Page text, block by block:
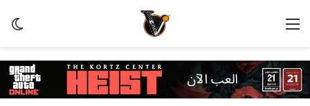
القائمة